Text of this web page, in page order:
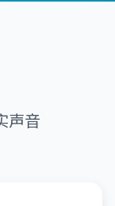
声音